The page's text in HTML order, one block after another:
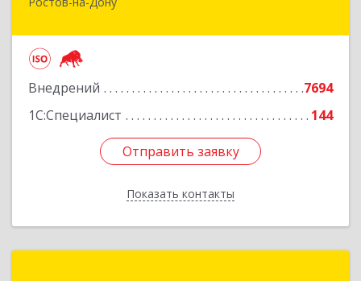
Внедрений
7694
1С:Специалист
144
Отправить заявку
Показать контакты
344091, Ростовская обл, Ростов-на-Дону г,
Отправить заявку
Назад